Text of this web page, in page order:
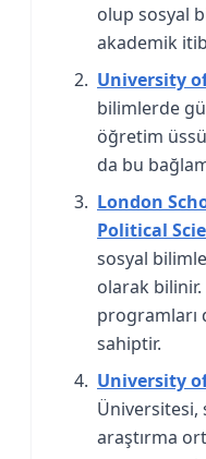
olup sosyal
akademik
University
bilimlerde
öğretim
da bu
London
Political
sosyal
olarak bilinir.
programları
sahiptir.
University
Üniversitesi,
araştırma